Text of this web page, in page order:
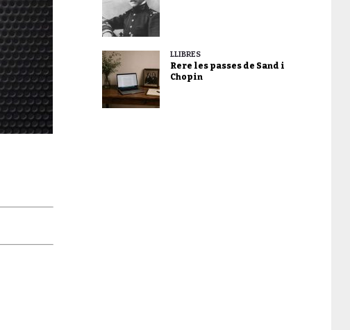
LLIBRES
Rere les passes de Sand i
Chopin